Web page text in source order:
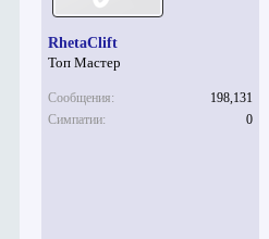
RhetaClift
Топ Мастер
Сообщения:
198,131
Симпатии:
0